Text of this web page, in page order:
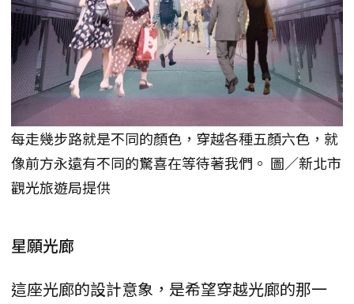
每走幾步路就是不同的顏色，穿越各種五顏六色，就
像前方永遠有不同的驚喜在等待著我們。 圖／新北市
觀光旅遊局提供
星願光廊
這座光廊的設計意象，是希望穿越光廊的那一